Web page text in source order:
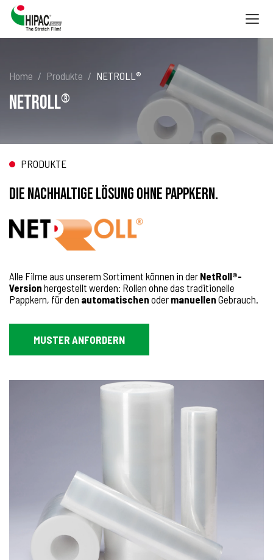
Home Produkte NETROLL®
NETROLL®
PRODUKTE
DIE NACHHALTIGE LÖSUNG OHNE PAPPKERN.
Alle Filme aus unserem Sortiment können in der NetRoll®-
Version hergestellt werden: Rollen ohne das traditionelle
Pappkern, für den automatischen oder manuellen Gebrauch.
MUSTER ANFORDERN